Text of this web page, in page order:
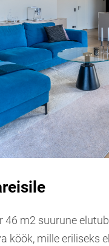
46 m2 suurune
köök, mille eriliseks